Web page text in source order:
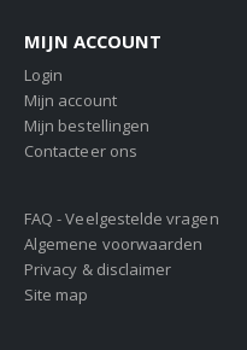
MIJN ACCOUNT
Login
Mijn account
Mijn bestellingen
Contacteer ons
FAQ - Veelgestelde vragen
Algemene voorwaarden
Privacy & disclaimer
Site map